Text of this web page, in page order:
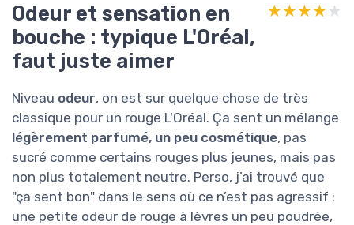
Odeur et sensation en
bouche : typique L'Oréal,
faut juste aimer
★★★★★
★★★★★
Niveau odeur, on est sur quelque chose de très
classique pour un rouge L'Oréal. Ça sent un mélange
légèrement parfumé, un peu cosmétique, pas
sucré comme certains rouges plus jeunes, mais pas
non plus totalement neutre. Perso, j’ai trouvé que
"ça sent bon" dans le sens où ce n’est pas agressif :
une petite odeur de rouge à lèvres un peu poudrée,